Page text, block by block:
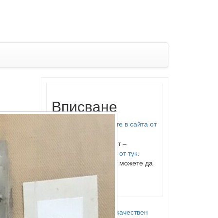
Вписване
влезете в сайта от
Ако нямате акаунт –
регистрирайте се от тук.
админ панела
можете да
качвате снимки и
информация
Самоделен висококачествен